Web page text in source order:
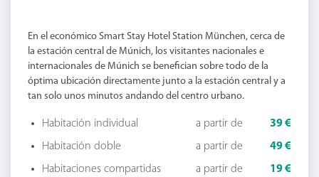
En el económico Smart Stay Hotel Station München, cerca de
la estación central de Múnich, los visitantes nacionales e
internacionales de Múnich se benefician sobre todo de la
óptima ubicación directamente junto a la estación central y a
tan solo unos minutos andando del centro urbano.
Habitación individual a partir de
39 €
Habitación doble
a partir de
49 €
Habitaciones compartidas
a partir de 19 €